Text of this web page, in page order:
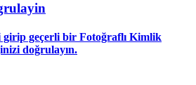
Kılavuzu
girip geçerli bir Fotoğraflı Kimlik
doğrulayın.